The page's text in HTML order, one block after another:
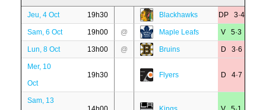
Jeu, 4 Oct 19h30 Blackhawks DP 3·4
Sam, 6 Oct 19h00 @ Maple Leafs V 5·3
Lun, 8 Oct 13h00 @ Bruins D 3·6
Mer, 10
Oct
19h30 Flyers D 4·7
Sam, 13